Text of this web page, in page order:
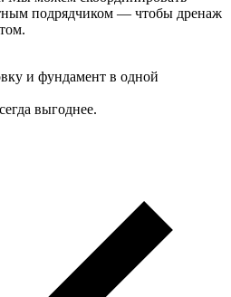
подрядчиком — чтобы дренаж
и фундамент в одной
выгоднее.